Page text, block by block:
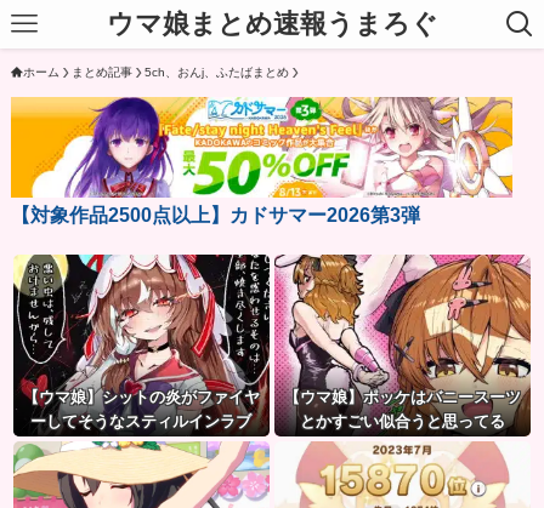
ウマ娘まとめ速報うまろぐ
ホーム まとめ記事 5ch、おんj、ふたばまとめ
【対象作品2500点以上】カドサマー2026第3弾
【ウマ娘】シットの炎がファイヤ
ーしてそうなスティルインラブ
（セーラーマーズ衣装）
【ウマ娘】ポッケはバニースーツ
とかすごい似合うと思ってる